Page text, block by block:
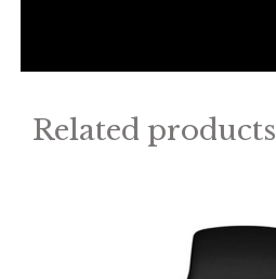
Related products